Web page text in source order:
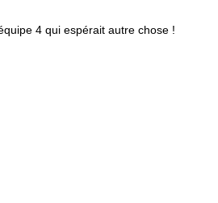
4 qui espérait autre chose !